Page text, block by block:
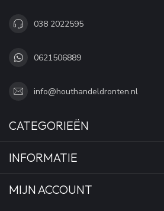
038 2022595
0621506889
info@houthandeldronten.nl
CATEGORIEËN
INFORMATIE
MIJN ACCOUNT